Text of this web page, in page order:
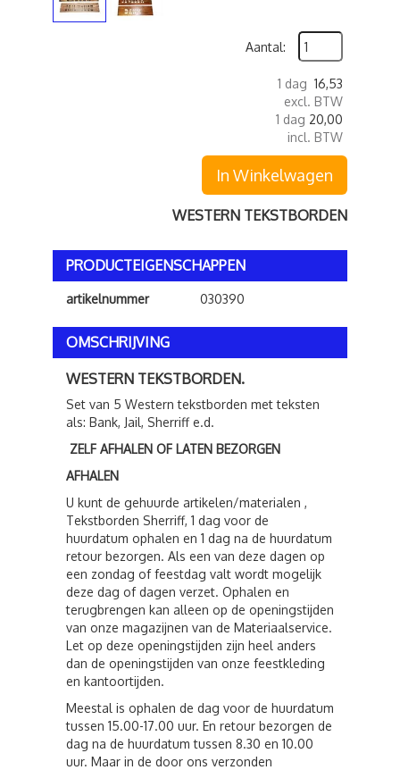
Aantal:
1 dag 16,53
excl. BTW
1 dag 20,00
incl. BTW
In Winkelwagen
WESTERN TEKSTBORDEN
PRODUCTEIGENSCHAPPEN
artikelnummer 030390
OMSCHRIJVING
WESTERN TEKSTBORDEN.
Set van 5 Western tekstborden met teksten
als: Bank, Jail, Sherriff e.d.
ZELF AFHALEN OF LATEN BEZORGEN
AFHALEN
U kunt de gehuurde artikelen/materialen ,
Tekstborden Sherriff, 1 dag voor de
huurdatum ophalen en 1 dag na de huurdatum
retour bezorgen. Als een van deze dagen op
een zondag of feestdag valt wordt mogelijk
deze dag of dagen verzet. Ophalen en
terugbrengen kan alleen op de openingstijden
van onze magazijnen van de Materiaalservice.
Let op deze openingstijden zijn heel anders
dan de openingstijden van onze feestkleding
en kantoortijden.
Meestal is ophalen de dag voor de huurdatum
tussen 15.00-17.00 uur. En retour bezorgen de
dag na de huurdatum tussen 8.30 en 10.00
uur. Maar in de door ons verzonden